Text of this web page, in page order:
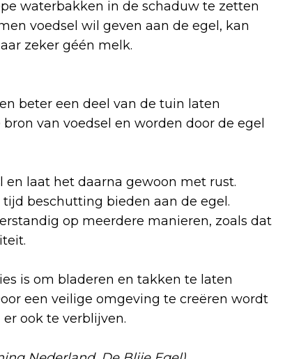
waterbakken in de schaduw te zetten
voedsel wil geven aan de egel, kan
zeker géén melk.
beter een deel van de tuin laten
van voedsel en worden door de egel
laat het daarna gewoon met rust.
beschutting bieden aan de egel.
op meerdere manieren, zoals dat
is om bladeren en takken te laten
een veilige omgeving te creëren wordt
ook te verblijven.